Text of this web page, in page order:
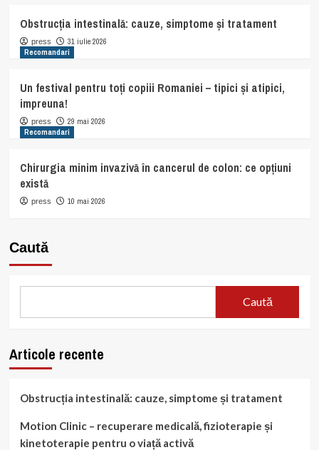
Obstrucția intestinală: cauze, simptome și tratament
press
31 iulie 2026
Recomandari
Un festival pentru toți copiii Romaniei – tipici și atipici,
impreuna!
press
29 mai 2026
Recomandari
Chirurgia minim invazivă în cancerul de colon: ce opțiuni
există
press 10 mai 2026
Caută
Caută
Articole recente
Obstrucția intestinală: cauze, simptome și tratament
Motion Clinic – recuperare medicală, fizioterapie și
kinetoterapie pentru o viață activă